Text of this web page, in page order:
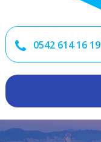
0542 614 16 19